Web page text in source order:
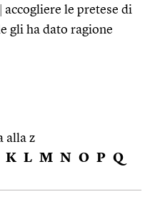
accogliere le pretese di
gli ha dato ragione
alla z
K L M N O P Q